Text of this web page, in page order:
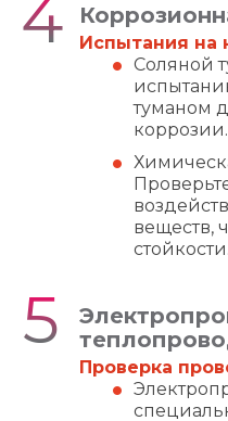
Испытания на
Соляной
туманом
коррозии.
веществ,
стойкости.
Проверка